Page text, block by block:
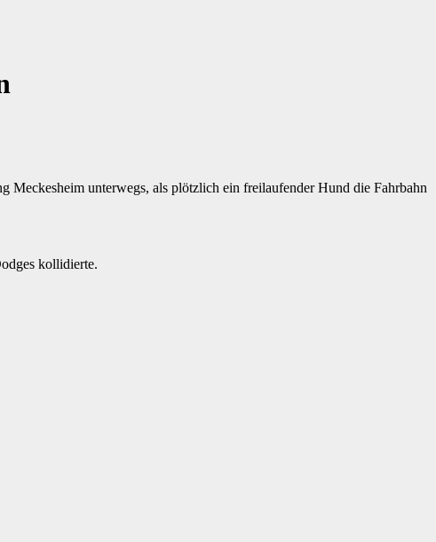
unterwegs, als plötzlich ein freilaufender Hund die Fahrbahn
kollidierte.